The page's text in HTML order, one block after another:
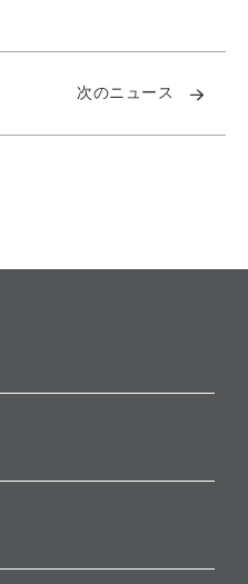
次のニュース